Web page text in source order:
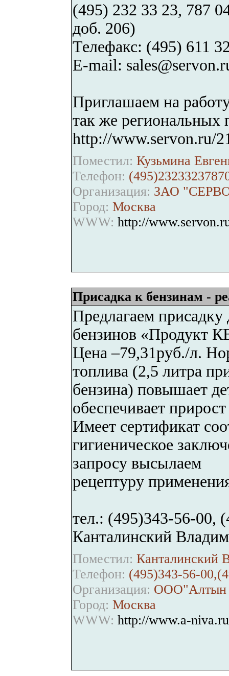
(495) 232 33 23, 787
доб. 206)
Телефакс: (495) 611
E-mail:
Приглашаем на
так же региональных
http://www.servon.ru/
Поместил: Кузьмина
Телефон:
Организация: ЗАО
Город: Москва
WWW: http://
Присадка к бензинам -
Предлагаем
бензинов «Продукт
Цена –79,31руб./л.
топлива (2,5 литра
бензина) повышает
обеспечивает
Имеет сертификат
гигиеническое
запросу высылаем
рецептуру
тел.: (495)343-56-00,
Канталинский
Поместил: Канталинский
Телефон: (495)343-56-
Организация: ООО"Алтын
Город: Москва
WWW: http://www.a-niva.ru